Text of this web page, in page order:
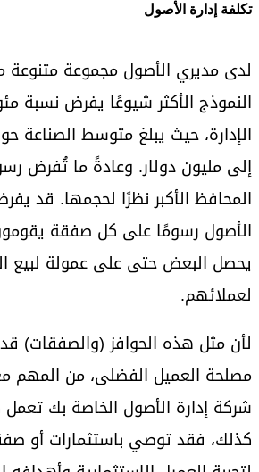
تكلفة إدارة الأصول
لدى مديري الأصول مجموعة
النموذج الأكثر شيوعًا يفرض نسبة
إلى مليون دولار. وعادةً ما تُفرض
المحافظ الأكبر نظرًا لحجمها. قد
الأصول رسومًا على كل صفقة
يحصل البعض حتى على عمولة لبيع
لعملائهم.
لأن مثل هذه الحوافز (والصفقات)
مصلحة العميل الفضلى، من المهم
شركة إدارة الأصول الخاصة بك
كذلك، فقد توصي باستثمارات أو